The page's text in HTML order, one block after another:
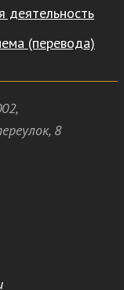
деятельность
(перевода)
,
8